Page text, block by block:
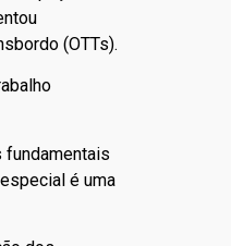
(OTTs).
fundamentais
é uma